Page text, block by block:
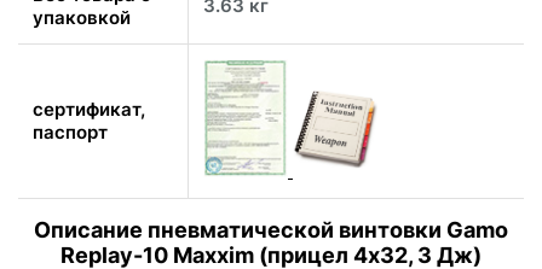
упаковкой
3.63 кг
сертификат,
паспорт
Описание пневматической винтовки Gamo
Replay-10 Maxxim (прицел 4x32, 3 Дж)